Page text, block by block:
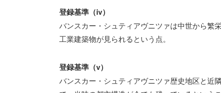
登録基準（iv）
バンスカー・シュティアヴニツァは中世から繁
工業建築物が見られるという点。
登録基準（v）
バンスカー・シュティアヴニツァ歴史地区と近